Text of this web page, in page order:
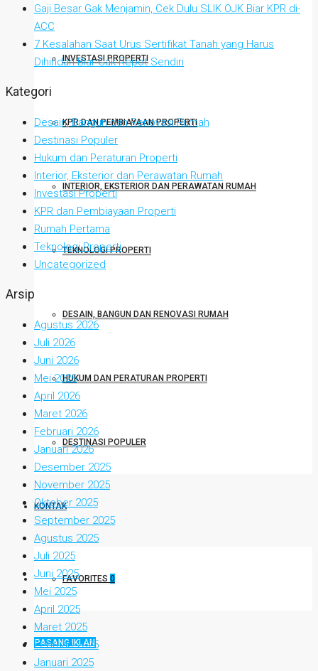
INVESTASI PROPERTI
KPR DAN PEMBIAYAAN PROPERTI
INTERIOR, EKSTERIOR DAN PERAWATAN RUMAH
TEKNOLOGI PROPERTI
DESAIN, BANGUN DAN RENOVASI RUMAH
HUKUM DAN PERATURAN PROPERTI
DESTINASI POPULER
KONTAK
FAVORITES 0
PASANG IKLAN
Gaji Besar Gak Menjamin, Cek Dulu SLIK OJK Biar KPR di-
ACC
7 Kesalahan Saat Urus Sertifikat Tanah yang Harus
Dihindari Biar Gak Repot Sendiri
Kategori
Desain, Bangun dan Renovasi Rumah
Destinasi Populer
Hukum dan Peraturan Properti
Interior, Eksterior dan Perawatan Rumah
Investasi Properti
KPR dan Pembiayaan Properti
Rumah Pertama
Teknologi Properti
Uncategorized
Arsip
Agustus 2026
Juli 2026
Juni 2026
Mei 2026
April 2026
Maret 2026
Februari 2026
Januari 2026
Desember 2025
November 2025
Oktober 2025
September 2025
Agustus 2025
Juli 2025
Juni 2025
Mei 2025
April 2025
Maret 2025
Februari 2025
Januari 2025